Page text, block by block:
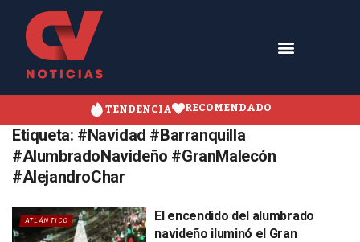
TENDENCIA RECOMENDADO
Etiqueta: #Navidad #Barranquilla
#AlumbradoNavideño #GranMalecón
#AlejandroChar
ATLÁNTICO
El encendido del alumbrado
navideño iluminó el Gran